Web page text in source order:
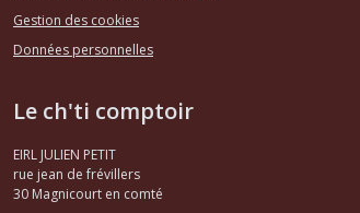
Afficher
Gestion des cookies
Données personnelles
Le ch'ti comptoir
EIRL JULIEN PETIT
rue jean de frévillers
30 Magnicourt en comté